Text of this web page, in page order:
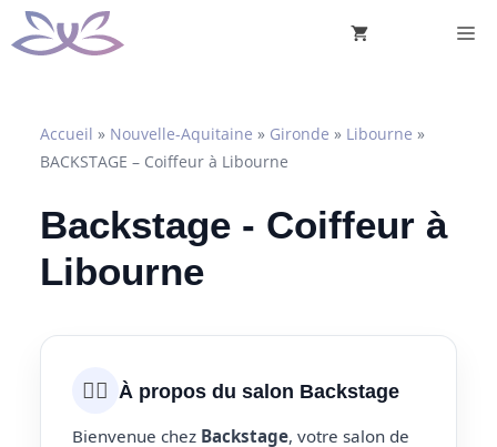
Aller
au
Accueil » Nouvelle-Aquitaine » Gironde » Libourne »
BACKSTAGE – Coiffeur à Libourne
Backstage - Coiffeur à
Libourne
💇‍♀️ À propos du salon Backstage
Bienvenue chez Backstage, votre salon de